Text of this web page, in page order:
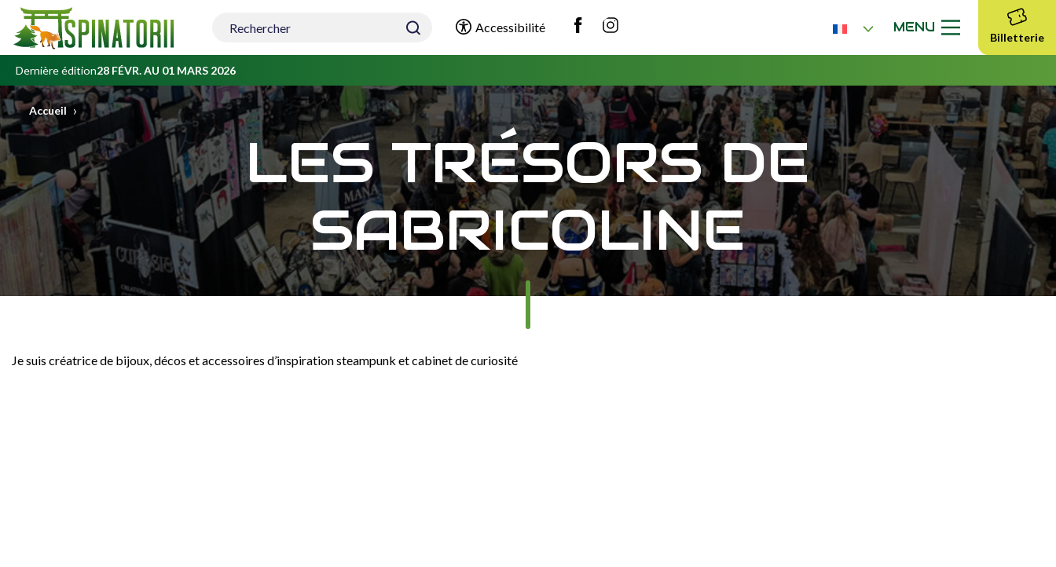
Contenu
principal
Accessibilité MENU
Billetterie
Dernière édition28 FÉVR. AU 01 MARS 2026
Accueil ›
LES TRÉSORS DE
SABRICOLINE
Je suis créatrice de bijoux, décos et accessoires d’inspiration steampunk et cabinet de curiosité